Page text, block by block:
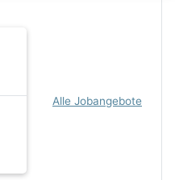
Alle Jobangebote